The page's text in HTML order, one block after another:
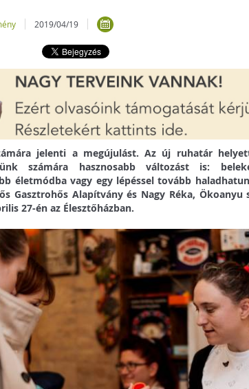
2019/04/19
jelenti a megújulást. Az új ruhatár
számára hasznosabb változást is:
életmódba vagy egy lépéssel tovább
Gasztrohős Alapítvány és Nagy Réka, Ökoanyu
27-én az Élesztőházban.